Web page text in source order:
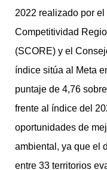
2022 realizado por
Competitividad
(SCORE) y el
índice sitúa al Meta
puntaje de 4,76
frente al índice del
oportunidades de
ambiental, ya que el
entre 33 territorios